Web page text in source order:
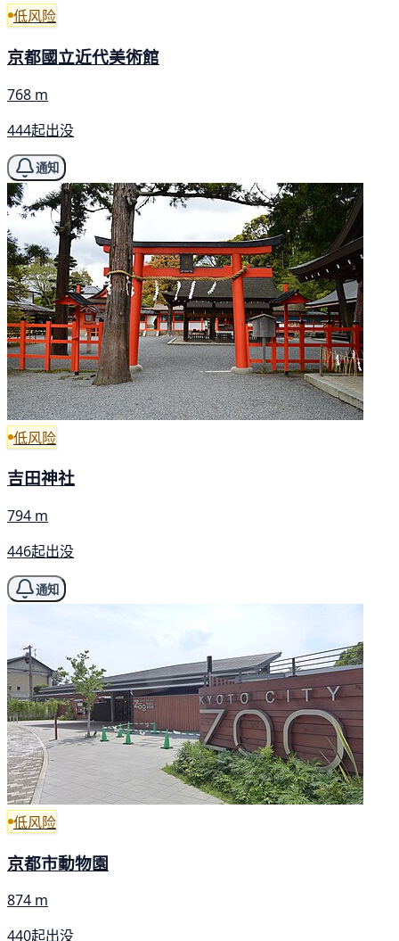
低风险
京都國立近代美術館
768 m
444起出没
通知
低风险
吉田神社
794 m
446起出没
通知
低风险
京都市動物園
874 m
440起出没